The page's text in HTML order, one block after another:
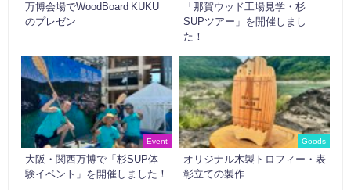
万博会場でWoodBoard KUKU
のプレゼン
「那賀ウッド工場見学・杉
SUPツアー」を開催しまし
た！
Event
大阪・関西万博で「杉SUP体
験イベント」を開催しました！
Goods
オリジナル木製トロフィー・表
彰立ての製作